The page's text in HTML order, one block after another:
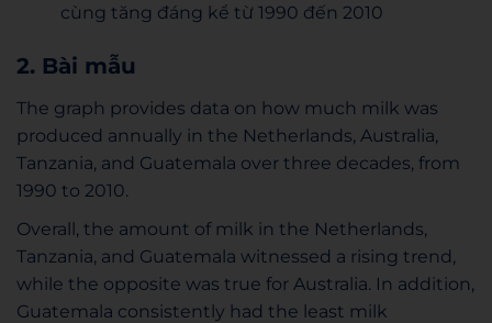
cùng tăng đáng kể từ 1990 đến 2010
2. Bài mẫu
The graph provides data on how much milk was
produced annually in the Netherlands, Australia,
Tanzania, and Guatemala over three decades, from
1990 to 2010.
Overall, the amount of milk in the Netherlands,
Tanzania, and Guatemala witnessed a rising trend,
while the opposite was true for Australia. In addition,
Guatemala consistently had the least milk